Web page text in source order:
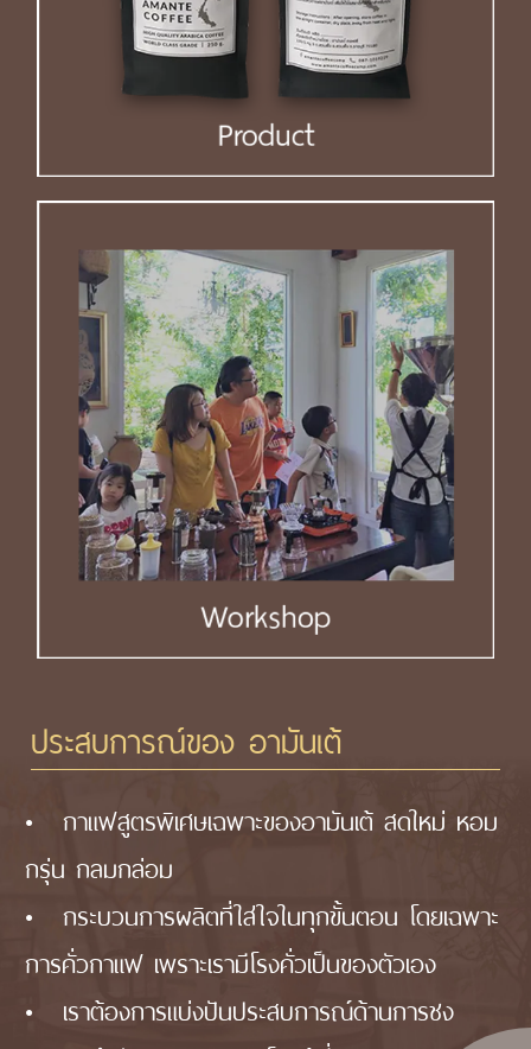
ประสบการณ์ของ อามันเต้
•
กาแฟสูตรพิเศษเฉพาะของอามันเต้ สดใหม่ หอม
กรุ่น กลมกล่อม
•
กระบวนการผลิตที่ใส่ใจในทุกขั้นตอน โดยเฉพาะ
การคั่วกาแฟ เพราะเรามีโรงคั่วเป็นของตัวเอง
•
เราต้องการแบ่งปันประสบการณ์ด้านการชง